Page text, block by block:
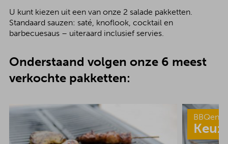
U kunt kiezen uit een van onze 2 salade pakketten.
Standaard sauzen: saté, knoflook, cocktail en
barbecuesaus – uiteraard inclusief servies.
Onderstaand volgen onze 6 meest
verkochte pakketten: